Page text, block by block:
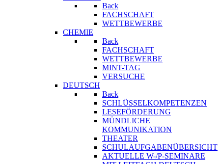
Back
FACHSCHAFT
WETTBEWERBE
CHEMIE
Back
FACHSCHAFT
WETTBEWERBE
MINT-TAG
VERSUCHE
DEUTSCH
Back
SCHLÜSSELKOMPETENZEN
LESEFÖRDERUNG
MÜNDLICHE
KOMMUNIKATION
THEATER
SCHULAUFGABENÜBERSICHT
AKTUELLE W-/P-SEMINARE